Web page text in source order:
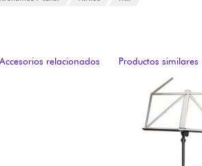
Accesorios relacionados Productos similares